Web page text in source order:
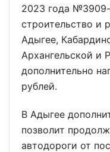
2023 года
строительство и
Адыгее,
Архангельской и
дополнительно
рублей.
В Адыгее
позволит
автодороги от